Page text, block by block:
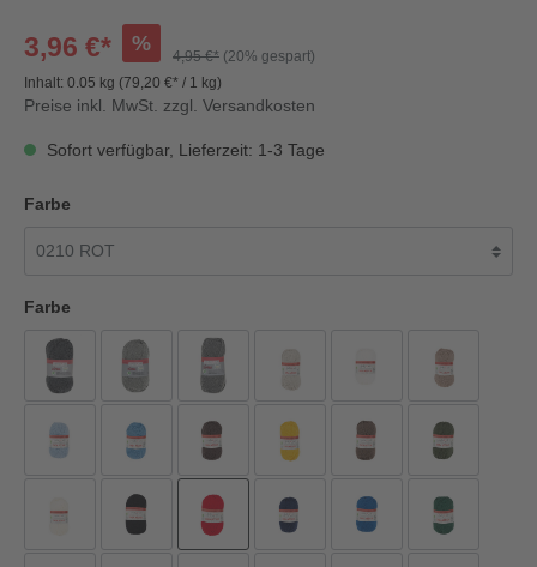
3,96 €* %
4,95 €* (20% gespart)
Inhalt: 0.05 kg (79,20 €* / 1 kg)
Preise inkl. MwSt. zzgl. Versandkosten
Sofort verfügbar, Lieferzeit: 1-3 Tage
Farbe
Farbe